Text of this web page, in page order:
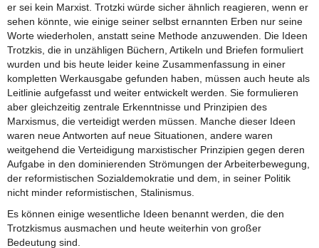
er sei kein Marxist. Trotzki würde sicher ähnlich reagieren, wenn er
sehen könnte, wie einige seiner selbst ernannten Erben nur seine
Worte wiederholen, anstatt seine Methode anzuwenden. Die Ideen
Trotzkis, die in unzähligen Büchern, Artikeln und Briefen formuliert
wurden und bis heute leider keine Zusammenfassung in einer
kompletten Werkausgabe gefunden haben, müssen auch heute als
Leitlinie aufgefasst und weiter entwickelt werden. Sie formulieren
aber gleichzeitig zentrale Erkenntnisse und Prinzipien des
Marxismus, die verteidigt werden müssen. Manche dieser Ideen
waren neue Antworten auf neue Situationen, andere waren
weitgehend die Verteidigung marxistischer Prinzipien gegen deren
Aufgabe in den dominierenden Strömungen der Arbeiterbewegung,
der reformistischen Sozialdemokratie und dem, in seiner Politik
nicht minder reformistischen, Stalinismus.
Es können einige wesentliche Ideen benannt werden, die den
Trotzkismus ausmachen und heute weiterhin von großer
Bedeutung sind.